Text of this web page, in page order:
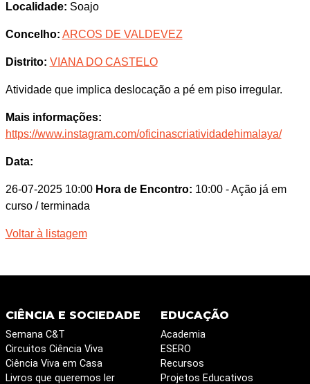
Localidade: Soajo
Concelho: ARCOS DE VALDEVEZ
Distrito: VIANA DO CASTELO
Atividade que implica deslocação a pé em piso irregular.
Mais informações:
https://www.instagram.com/oficinascriatividadehimalaya/
Data:
26-07-2025 10:00 Hora de Encontro: 10:00 - Ação já em
curso / terminada
Voltar à listagem
CIÊNCIA E SOCIEDADE
Semana C&T
Circuitos Ciência Viva
Ciência Viva em Casa
Livros que queremos ler
EDUCAÇÃO
Academia
ESERO
Recursos
Projetos Educativos